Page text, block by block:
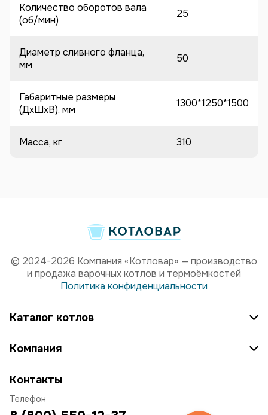
Количество оборотов вала
(об/мин)
25
Диаметр сливного фланца,
мм
50
Габаритные размеры
(ДхШхВ), мм
1300*1250*1500
Масса, кг 310
© 2024-2026 Компания «Котловар» — производство
и продажа варочных котлов и термоёмкостей
Политика конфиденциальности
Каталог котлов
Компания
Контакты
Телефон